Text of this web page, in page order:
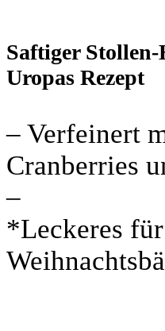
Saftiger Stollen-
Uropas Rezept
– Verfeinert
Cranberries
–
*Leckeres